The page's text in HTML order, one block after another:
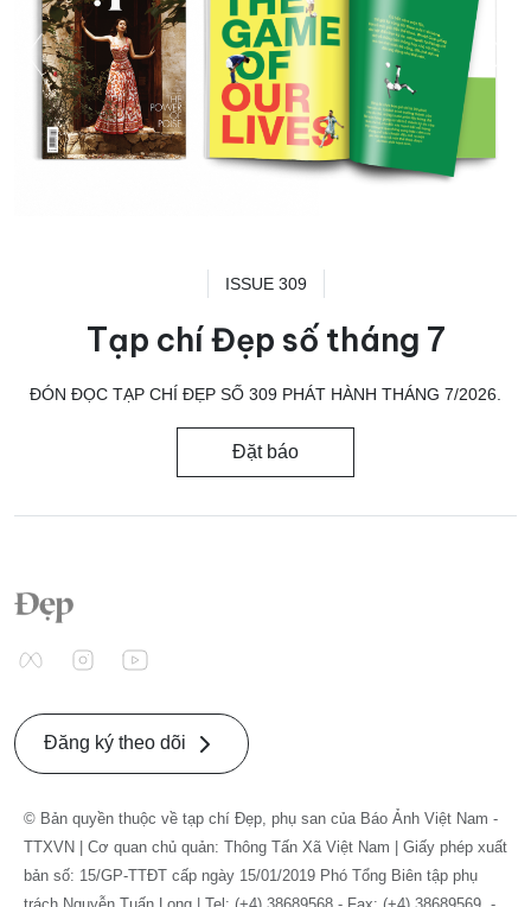
ISSUE 309
Tạp chí Đẹp số tháng 7
ĐÓN ĐỌC TẠP CHÍ ĐẸP SỐ 309 PHÁT HÀNH THÁNG 7/2026.
Đặt báo
Đăng ký theo dõi
© Bản quyền thuộc về tạp chí Đẹp, phụ san của Báo Ảnh Việt Nam -
TTXVN | Cơ quan chủ quản: Thông Tấn Xã Việt Nam | Giấy phép xuất
bản số: 15/GP-TTĐT cấp ngày 15/01/2019 Phó Tổng Biên tập phụ